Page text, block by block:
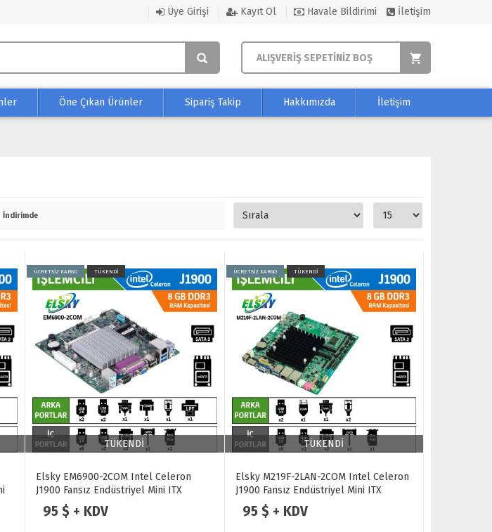
Üye Girişi Kayıt Ol Havale Bildirimi İletişim
ALIŞVERİŞ SEPETİNİZ BOŞ
Öne Çıkan Ürünler Sipariş Takip Hakkımızda İletişim
İndirimde
ÜCRETSİZ KARGO TÜKENDİ
TÜKENDİ
Elsky EM6900-2COM Intel Celeron
J1900 Fansız Endüstriyel Mini ITX
Anakart
95 $ + KDV
ÜCRETSİZ KARGO TÜKENDİ
TÜKENDİ
Elsky M219F-2LAN-2COM Intel Celeron
J1900 Fansız Endüstriyel Mini ITX
Anakart
95 $ + KDV